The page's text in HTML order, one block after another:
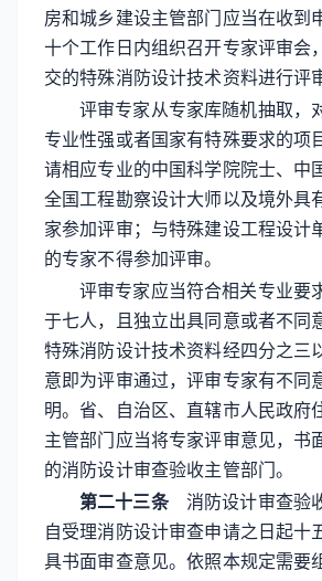
房和城乡建设主管部门应当在收到
十个工作日内组织召开专家评审会
交的特殊消防设计技术资料进行评
评审专家从专家库随机抽取，
专业性强或者国家有特殊要求的项
请相应专业的中国科学院院士、中
全国工程勘察设计大师以及境外具
家参加评审；与特殊建设工程设计
的专家不得参加评审。
评审专家应当符合相关专业要
于七人，且独立出具同意或者不同
特殊消防设计技术资料经四分之三
意即为评审通过，评审专家有不同
明。省、自治区、直辖市人民政府
主管部门应当将专家评审意见，书
的消防设计审查验收主管部门。
第二十三条消防设计审查验
自受理消防设计审查申请之日起十
具书面审查意见。依照本规定需要